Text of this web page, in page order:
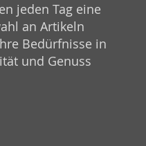
jeden Tag eine
an Artikeln
Bedürfnisse in
und Genuss